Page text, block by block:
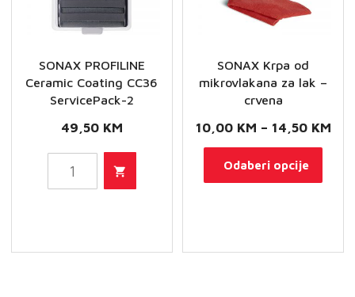
SONAX PROFILINE
Ceramic Coating CC36
ServicePack-2
49,50 KM
SONAX
PROFILINE
SONAX Krpa od
mikrovlakana za lak –
crvena
10,00 KM – 14,50 KM
Odaberi opcije